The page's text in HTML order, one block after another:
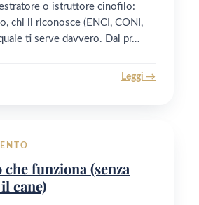
o istruttore cinofilo:
chi li riconosce (ENCI, CONI,
ti serve davvero. Dal pr…
Leggi →
funziona (senza
cane)